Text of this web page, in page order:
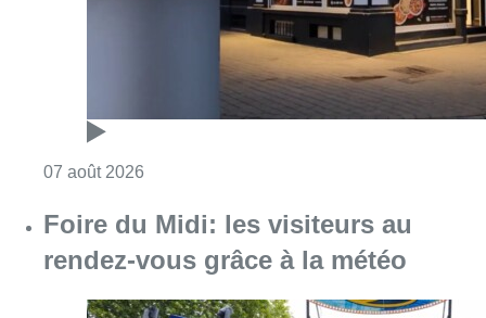
07 août 2026
Foire du Midi: les visiteurs au
rendez-vous grâce à la météo